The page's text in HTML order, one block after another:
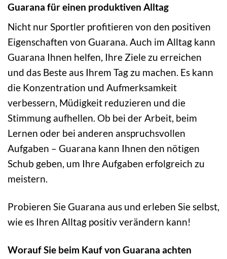
Guarana für einen produktiven Alltag
Nicht nur Sportler profitieren von den positiven
Eigenschaften von Guarana. Auch im Alltag kann
Guarana Ihnen helfen, Ihre Ziele zu erreichen
und das Beste aus Ihrem Tag zu machen. Es kann
die Konzentration und Aufmerksamkeit
verbessern, Müdigkeit reduzieren und die
Stimmung aufhellen. Ob bei der Arbeit, beim
Lernen oder bei anderen anspruchsvollen
Aufgaben – Guarana kann Ihnen den nötigen
Schub geben, um Ihre Aufgaben erfolgreich zu
meistern.
Probieren Sie Guarana aus und erleben Sie selbst,
wie es Ihren Alltag positiv verändern kann!
Worauf Sie beim Kauf von Guarana achten